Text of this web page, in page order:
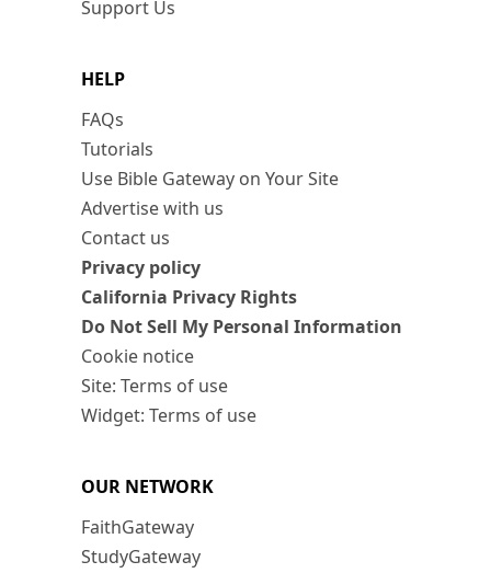
Support Us
HELP
FAQs
Tutorials
Use Bible Gateway on Your Site
Advertise with us
Contact us
Privacy policy
California Privacy Rights
Do Not Sell My Personal Information
Cookie notice
Site: Terms of use
Widget: Terms of use
OUR NETWORK
FaithGateway
StudyGateway